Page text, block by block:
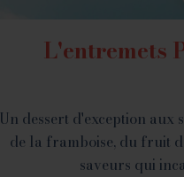
L'entremets
Un dessert d'exception aux
de la framboise, du fruit
saveurs qui